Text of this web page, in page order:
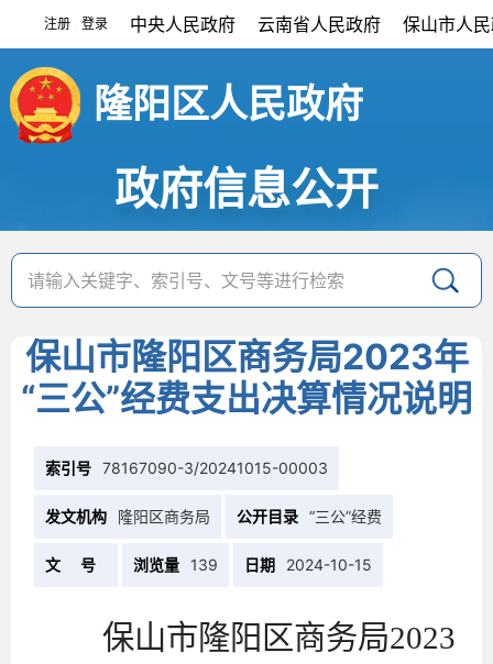
注册 登录 中央人民政府 云南省人民政府 保山市人
隆阳区人民政府
政府信息公开
保山市隆阳区商务局2023年
“三公”经费支出决算情况说明
索引号 78167090-3/20241015-00003
发文机构 隆阳区商务局 公开目录 “三公”经费
文 号 浏览量 139 日期 2024-10-15
保山市隆阳区商务局2023